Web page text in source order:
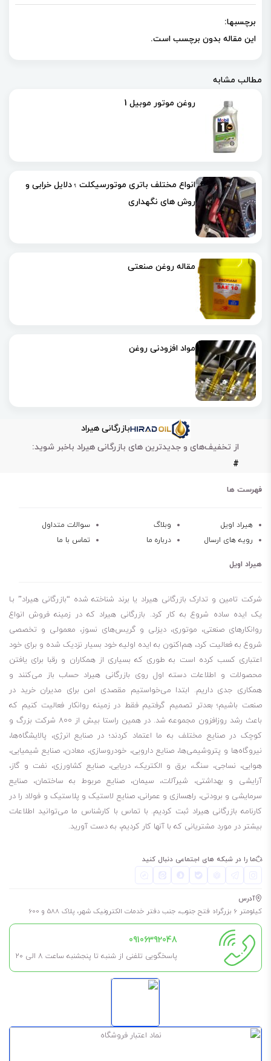
برچسبها:
این مقاله بدون برچسب است.
مطالب مشابه
روغن موتور موبیل 1
انواع مختلف باتری موتورسیکلت ؛ دلایل خرابی و
روش های نگهداری
مقاله روغن صنعتی
مواد افزودنی روغن
بازرگانی هیراد
از تخفیف‌های و جدیدترین های بازرگانی هیراد باخبر شوید:
#
فهرست ها
هیراد اویل وبلاگ
سوالات متداول
رویه های ارسال
درباره ما تماس با ما
هیراد اویل
شرکت تامین و تدارک بازرگانی هیراد یا برند شناخته شده “بازرگانی هیراد” بـا
یک ایده ساده شروع به کار کرد. بازرگانی هیراد که در زمینه فروش انواع
روانکارهای صنعتی، موتوری، دیزلی و گریس‌های نسوز، معمولی و تخصصی
شروع به فعالیت کرد، هم‌اکنون به ایده اولیه خود بسیار نزدیک شده و برای خود
اعتباری کسب کرده است به طوری که بسیاری از همکاران و رقبا برای یافتن
محصولات و اطلاعات دسته اول روی بازرگانی هیراد حساب باز می‌کنند و
همکاری جدی داریم. ابتدا می‌خواستیم مقصدی امن برای مدیران خرید در
صنعت باشیم؛ بعدتر تصمیم گرفتیم فقط در زمینه روانکار فعالیت کنیم که
باعث رشد روزافزون مجموعه شد. در همین راستا بیش از 800 شرکت بزرگ و
کوچک در صنایع مختلف به ما اعتماد کردند؛ در صنایع انرژی، پالایشگاه‌ها،
نیروگاه‌ها و پتروشیمی‌ها، صنایع دارویی، خودروسازی، معادن، صنایع شیمیایی،
هوایی، نساجی، سنگ، برق و الکتریک، دریایی، صنایع کشاورزی، نفت و گاز،
آرایشی و بهداشتی، شیرآلات، سیمان، صنایع مربوط به ساختمان، صنایع
سرمایشی و برودتی، راهسازی و عمرانی، صنایع لاستیک و پلاستیک و فولاد را در
کارنامه بازرگانی هیراد ثبت کردیم. با تماس با کارشناس ما می‌توانید اطلاعات
بیشتر در مورد مشتریانی که با آنها کار کردیم، به دست آورید.
ما را در شبکه های اجتماعی دنبال کنید
آدرس
کیلومتر 6 بزرگراه فتح جنوب، جنب دفتر خدمات الکترونیک شهر، پلاک 588 و 600
09106392048
پاسخگویی تلفنی از شنبه تا پنجشنبه ساعت 8 الی ۲۰